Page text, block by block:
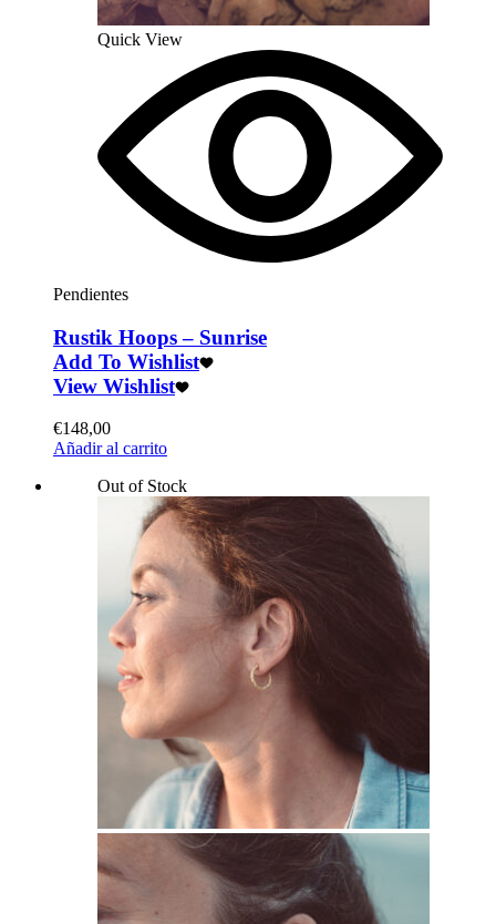
Quick View
Pendientes
Rustik Hoops – Sunrise
Add To Wishlist
View Wishlist
€148,00
Añadir al carrito
Out of Stock